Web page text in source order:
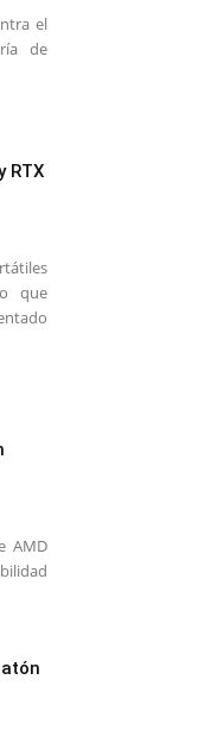
el
de
RTX
que
AMD